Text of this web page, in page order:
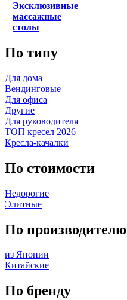
Эксклюзивные
массажные
столы
По типу
Для дома
Вендинговые
Для офиса
Другие
Для руководителя
ТОП кресел 2026
Кресла-качалки
По стоимости
Недорогие
Элитные
По производителю
из Японии
Китайские
По бренду